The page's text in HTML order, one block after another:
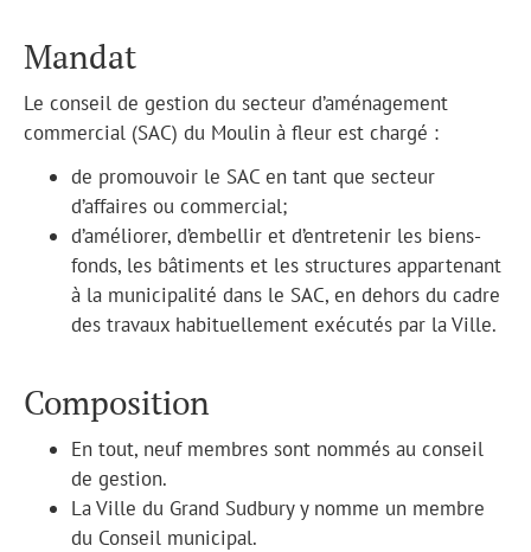
Mandat
Le conseil de gestion du secteur d’aménagement
commercial (SAC) du Moulin à fleur est chargé :
de promouvoir le SAC en tant que secteur
d’affaires ou commercial;
d’améliorer, d’embellir et d’entretenir les biens-
fonds, les bâtiments et les structures appartenant
à la municipalité dans le SAC, en dehors du cadre
des travaux habituellement exécutés par la Ville.
Composition
En tout, neuf membres sont nommés au conseil
de gestion.
La Ville du Grand Sudbury y nomme un membre
du Conseil municipal.